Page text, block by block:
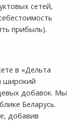
сетей,
прибыль).
в «Дельта
широкий
добавок. Мы
Беларусь.
добавив